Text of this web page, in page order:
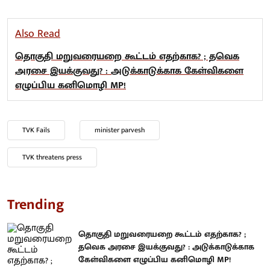
Also Read
தொகுதி மறுவரையறை கூட்டம் எதற்காக? ; தவெக
அரசை இயக்குவது? : அடுக்காடுக்காக கேள்விகளை
எழுப்பிய கனிமொழி MP!
TVK Fails minister parvesh
TVK threatens press
Trending
தொகுதி மறுவரையறை கூட்டம் எதற்காக? ;
தவெக அரசை இயக்குவது? : அடுக்காடுக்காக
கேள்விகளை எழுப்பிய கனிமொழி MP!